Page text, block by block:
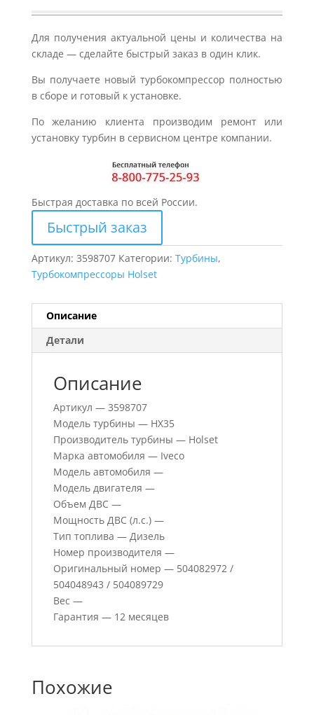
Для получения актуальной цены и количества на
складе — сделайте быстрый заказ в один клик.
Вы получаете новый турбокомпрессор полностью
в сборе и готовый к установке.
По желанию клиента производим ремонт или
установку турбин в сервисном центре компании.
Быстрая доставка по всей России.
Быстрый заказ
Артикул: 3598707 Категории: Турбины,
Турбокомпрессоры Holset
Описание
Детали
Описание
Артикул — 3598707
Модель турбины — HX35
Производитель турбины — Holset
Марка автомобиля — Iveco
Модель автомобиля —
Модель двигателя —
Объем ДВС —
Мощность ДВС (л.с.) —
Тип топлива — Дизель
Номер производителя —
Оригинальный номер — 504082972 /
504048943 / 504089729
Вес —
Гарантия — 12 месяцев
Похожие